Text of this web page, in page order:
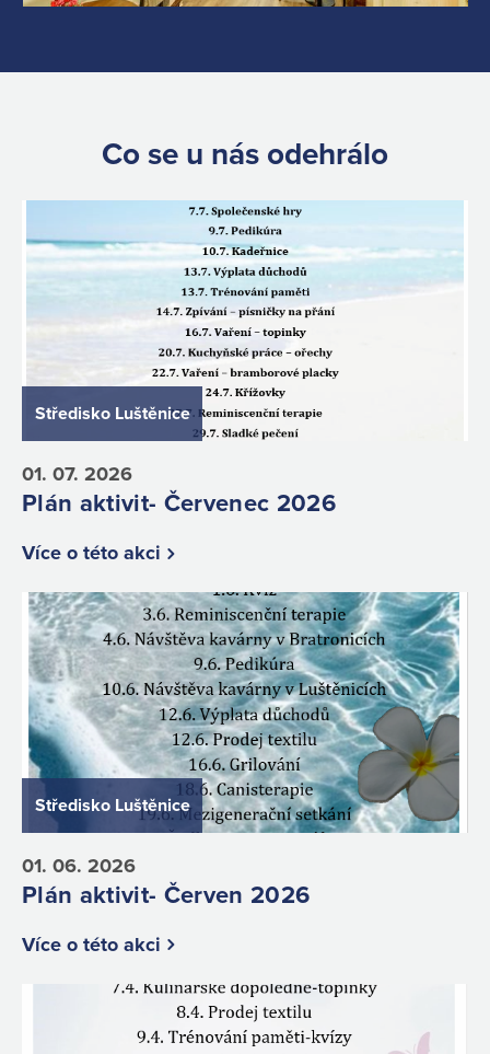
Co se u nás odehrálo
Středisko Luštěnice
01. 07. 2026
Plán aktivit- Červenec 2026
Více o této akci
Středisko Luštěnice
01. 06. 2026
Plán aktivit- Červen 2026
Více o této akci